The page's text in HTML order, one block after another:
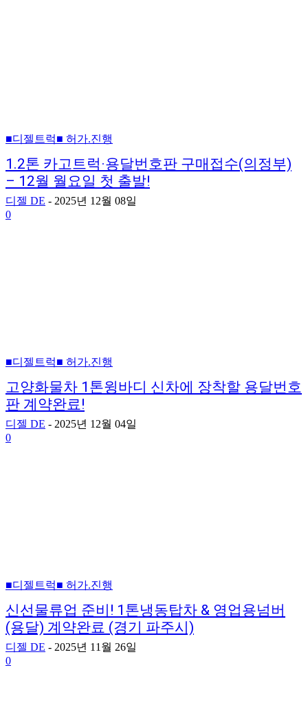
■디젤트럭■ 허가.진행
1.2톤 카고트럭·용달번호판 구매접수(의정부)
– 12월 월요일 첫 출발!
디젤 DE - 2025년 12월 08일
0
■디젤트럭■ 허가.진행
고양화물차 1톤윙바디 신차에 장착할 용달번호
판 계약완료!
디젤 DE - 2025년 12월 04일
0
■디젤트럭■ 허가.진행
신선물류업 준비! 1톤냉동탑차 & 영업용넘버
(용달) 계약완료 (경기 파주시)
디젤 DE - 2025년 11월 26일
0